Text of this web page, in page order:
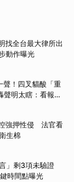
找全台最大律所出
動作曝光
聲！四叉貓酸「重
聲明太瞎：看報紙
強押性侵 法官看
生棉
」剩3項未驗證
時間點曝光